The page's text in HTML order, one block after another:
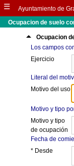
☰ Ayuntamiento de
Ocupacion de suelo
arrow_drop_up
Ocupacion
Los campos
Ejercicio
Literal del
Motivo del uso
Motivo y tipo
Motivo y tipo
de ocupación
Fecha de
* Desde